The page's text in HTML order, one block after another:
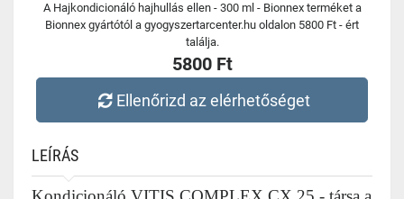
A Hajkondicionáló hajhullás ellen - 300 ml - Bionnex terméket a
Bionnex gyártótól a gyogyszertarcenter.hu oldalon 5800 Ft - ért
találja.
5800 Ft
Ellenőrizd az elérhetőséget
LEÍRÁS